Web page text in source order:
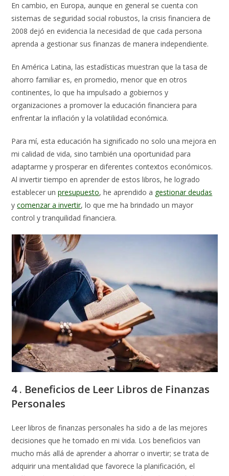
En cambio, en Europa, aunque en general se cuenta con
sistemas de seguridad social robustos, la crisis financiera de
2008 dejó en evidencia la necesidad de que cada persona
aprenda a gestionar sus finanzas de manera independiente.
En América Latina, las estadísticas muestran que la tasa de
ahorro familiar es, en promedio, menor que en otros
continentes, lo que ha impulsado a gobiernos y
organizaciones a promover la educación financiera para
enfrentar la inflación y la volatilidad económica.
Para mí, esta educación ha significado no solo una mejora en
mi calidad de vida, sino también una oportunidad para
adaptarme y prosperar en diferentes contextos económicos.
Al invertir tiempo en aprender de estos libros, he logrado
establecer unpresupuesto, he aprendido a gestionar deudas
ycomenzar a invertir, lo que me ha brindado un mayor
control y tranquilidad financiera.
4 . Beneficios de Leer Libros de Finanzas
Personales
Leer libros de finanzas personales ha sido a de las mejores
decisiones que he tomado en mi vida. Los beneficios van
mucho más allá de aprender a ahorrar o invertir; se trata de
adquirir una mentalidad que favorece la planificación, el